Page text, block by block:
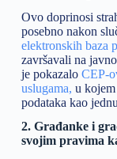
Ovo doprinosi
posebno nakon
elektronskih baza
završavali na
je pokazalo CEP-
uslugama, u
podataka kao
2. Građanke i
svojim pravima